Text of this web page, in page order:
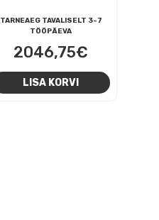
TARNEAEG TAVALISELT 3-7
TÖÖPÄEVA
2046,75€
LISA KORVI